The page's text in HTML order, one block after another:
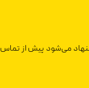
می‌شود پیش از تماس